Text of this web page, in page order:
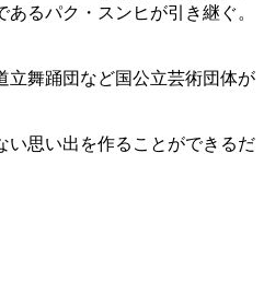
るパク・スンヒが引き継ぐ。
立舞踊団など国公立芸術団体が
い思い出を作ることができるだ